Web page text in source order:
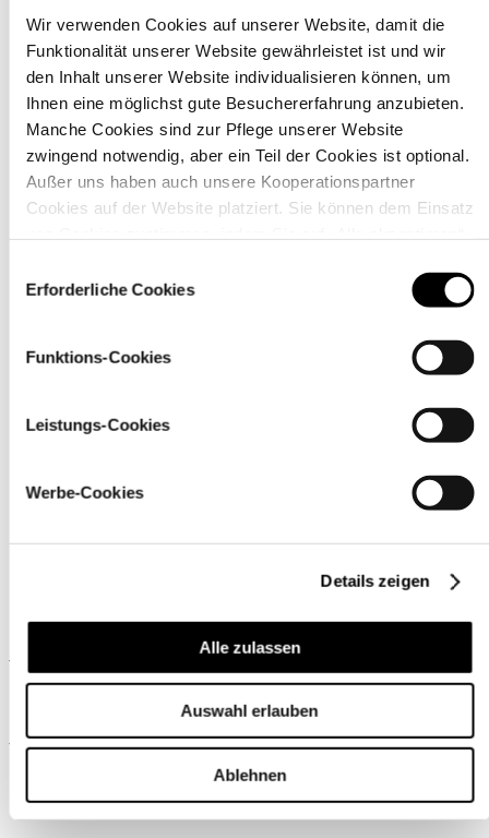
Wir verwenden Cookies auf unserer Website, damit die
Funktionalität unserer Website gewährleistet ist und wir
den Inhalt unserer Website individualisieren können, um
Ihnen eine möglichst gute Besuchererfahrung anzubieten.
Manche Cookies sind zur Pflege unserer Website
zwingend notwendig, aber ein Teil der Cookies ist optional.
Außer uns haben auch unsere Kooperationspartner
Cookies auf der Website platziert. Sie können dem Einsatz
über den Link „Cookie-Einstellungen
Erforderliche Cookies
Funktions-Cookies
Leistungs-Cookies
Werbe-Cookies
Details zeigen
Alle zulassen
Auswahl erlauben
Ablehnen
Material
Pflegehinweise
Ähnliche Produkte
Wird oft zusammen gekauft